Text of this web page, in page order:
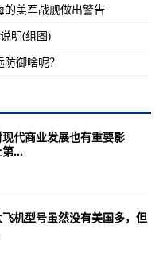
的美军战舰做出警告
明(组图)
御啥呢？
代商业发展也有重要影
...
机型号虽然没有美国多，但